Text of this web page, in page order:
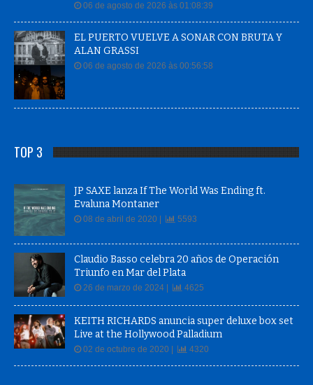
06 de agosto de 2026 às 01:08:39
EL PUERTO VUELVE A SONAR CON BRUTA Y
ALAN GRASSI
06 de agosto de 2026 às 00:56:58
TOP 3
JP SAXE lanza If The World Was Ending ft.
Evaluna Montaner
08 de abril de 2020 | 5593
Claudio Basso celebra 20 años de Operación
Triunfo en Mar del Plata
26 de marzo de 2024 | 4625
KEITH RICHARDS anuncia super deluxe box set
Live at the Hollywood Palladium
02 de octubre de 2020 | 4320